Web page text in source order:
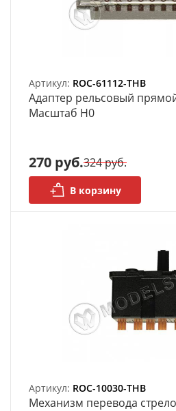
Артикул: ROC-61112-THB
Адаптер рельсовый
Масштаб H0
270 руб.324 руб.
В корзину
Артикул: ROC-10030-THB
Механизм перевода